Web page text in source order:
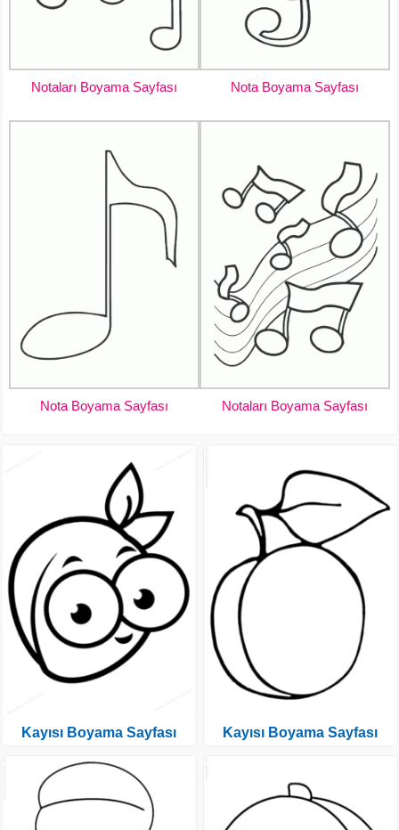
Notaları Boyama Sayfası Nota Boyama Sayfası
Nota Boyama Sayfası Notaları Boyama Sayfası
Kayısı Boyama Sayfası Kayısı Boyama Sayfası